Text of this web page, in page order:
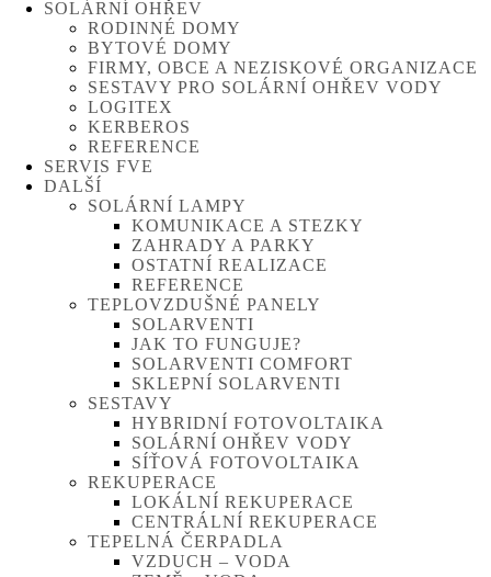
SOLÁRNÍ OHŘEV
RODINNÉ DOMY
BYTOVÉ DOMY
FIRMY, OBCE A NEZISKOVÉ ORGANIZACE
SESTAVY PRO SOLÁRNÍ OHŘEV VODY
LOGITEX
KERBEROS
REFERENCE
SERVIS FVE
DALŠÍ
SOLÁRNÍ LAMPY
KOMUNIKACE A STEZKY
ZAHRADY A PARKY
OSTATNÍ REALIZACE
REFERENCE
TEPLOVZDUŠNÉ PANELY
SOLARVENTI
JAK TO FUNGUJE?
SOLARVENTI COMFORT
SKLEPNÍ SOLARVENTI
SESTAVY
HYBRIDNÍ FOTOVOLTAIKA
SOLÁRNÍ OHŘEV VODY
SÍŤOVÁ FOTOVOLTAIKA
REKUPERACE
LOKÁLNÍ REKUPERACE
CENTRÁLNÍ REKUPERACE
TEPELNÁ ČERPADLA
VZDUCH – VODA